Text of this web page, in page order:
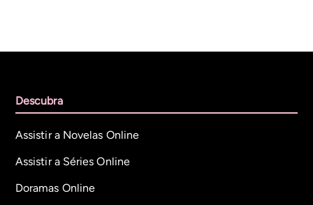
Descubra
Assistir a Novelas Online
Assistir a Séries Online
Doramas Online